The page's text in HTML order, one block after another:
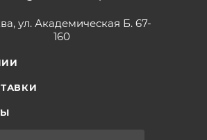
ул. Академическая Б. 67-
160